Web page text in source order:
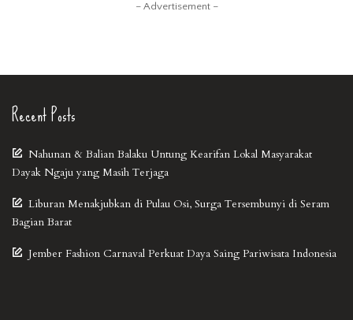
– Advertisement –
Recent Posts
Nahunan & Balian Balaku Untung Kearifan Lokal Masyarakat
Dayak Ngaju yang Masih Terjaga
Liburan Menakjubkan di Pulau Osi, Surga Tersembunyi di Seram
Bagian Barat
Jember Fashion Carnaval Perkuat Daya Saing Pariwisata Indonesia